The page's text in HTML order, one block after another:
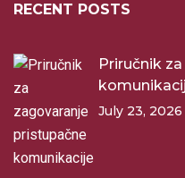
RECENT POSTS
Priručnik
July 23, 2026